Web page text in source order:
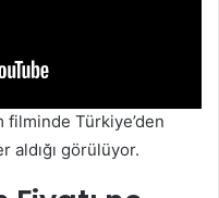
filminde Türkiye’den
aldığı görülüyor.